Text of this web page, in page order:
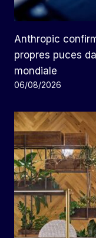
Anthropic
propres puces
mondiale
06/08/2026